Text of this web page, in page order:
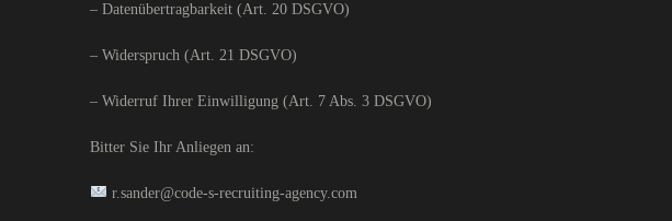
– Datenübertragbarkeit (Art. 20 DSGVO)
– Widerspruch (Art. 21 DSGVO)
– Widerruf Ihrer Einwilligung (Art. 7 Abs. 3 DSGVO)
Bitter Sie Ihr Anliegen an:
r.sander@code-s-recruiting-agency.com